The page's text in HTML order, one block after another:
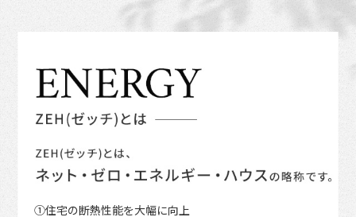
①住宅の断熱性能を大幅に向上